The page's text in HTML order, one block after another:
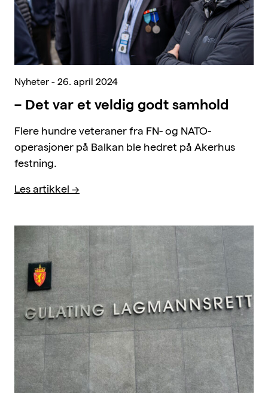
Nyheter - 26. april 2024
– Det var et veldig godt samhold
Flere hundre veteraner fra FN- og NATO-
operasjoner på Balkan ble hedret på Akerhus
festning.
Les artikkel